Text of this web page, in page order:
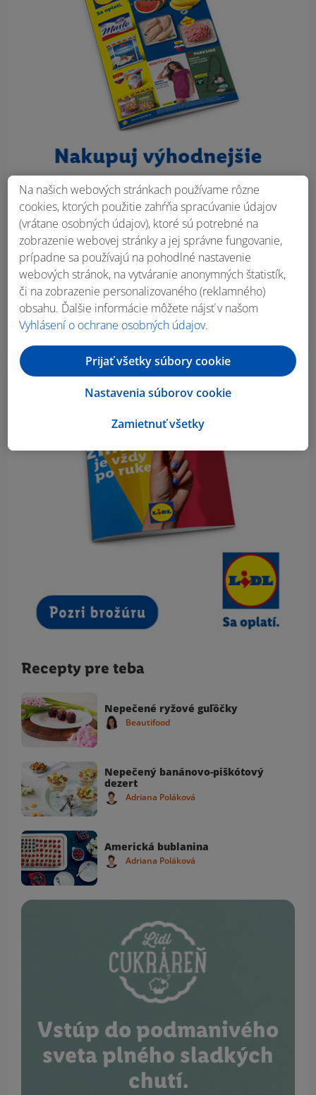
Recepty pre teba
Nepečené ryžové guľôčky
Beautifood
Nepečený banánovo-piškótový
dezert
Adriana Poláková
Americká bublanina
Adriana Poláková
Vstúp do podmanivého
sveta plného sladkých
chutí.
Na našich webových stránkach používame rôzne
cookies, ktorých použitie zahŕňa spracúvanie údajov
(vrátane osobných údajov), ktoré sú potrebné na
zobrazenie webovej stránky a jej správne fungovanie,
prípadne sa používajú na pohodlné nastavenie
webových stránok, na vytváranie anonymných štatistík,
či na zobrazenie personalizovaného (reklamného)
obsahu. Ďalšie informácie môžete nájsť v našom
Vyhlásení o ochrane osobných údajov.
Zamietnuť všetky
Nastavenia súborov cookie
Prijať všetky súbory cookie